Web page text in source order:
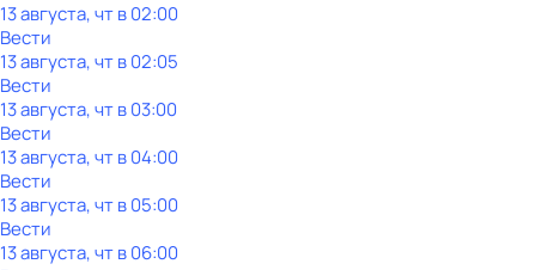
13 августа, чт в 02:00
Вести
13 августа, чт в 02:05
Вести
13 августа, чт в 03:00
Вести
13 августа, чт в 04:00
Вести
13 августа, чт в 05:00
Вести
13 августа, чт в 06:00